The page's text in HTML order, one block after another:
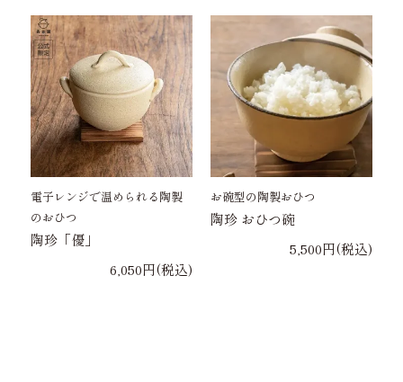
電子レンジで温められる陶製
のおひつ
陶珍「優」
6,050円(税込)
お碗型の陶製おひつ
陶珍 おひつ碗
5,500円(税込)